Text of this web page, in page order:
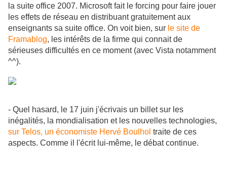
la suite office 2007. Microsoft fait le forcing pour faire jouer
les effets de réseau en distribuant gratuitement aux
enseignants sa suite office. On voit bien, sur le site de
Framablog, les intérêts de la firme qui connait de
sérieuses difficultés en ce moment (avec Vista notamment
^^).
- Quel hasard, le 17 juin j'écrivais un billet sur les
inégalités, la mondialisation et les nouvelles technologies,
sur Telos, un économiste Hervé Boulhol traite de ces
aspects. Comme il l'écrit lui-même, le débat continue.